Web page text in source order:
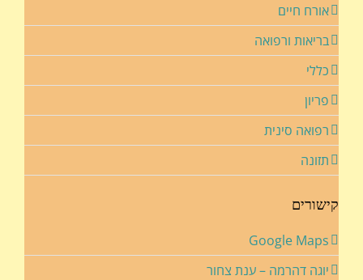
אורח חיים
בריאות ורפואה
כללי
פריון
רפואה סינית
תזונה
קישורים
Google Maps
יוגה דהרמה – ענת צחור